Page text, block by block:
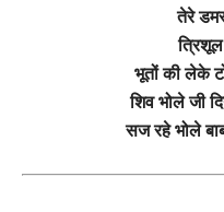
तेरे
त्रिशूल
भूतों की लेके
शिव भोले जी
सज रहे भोले